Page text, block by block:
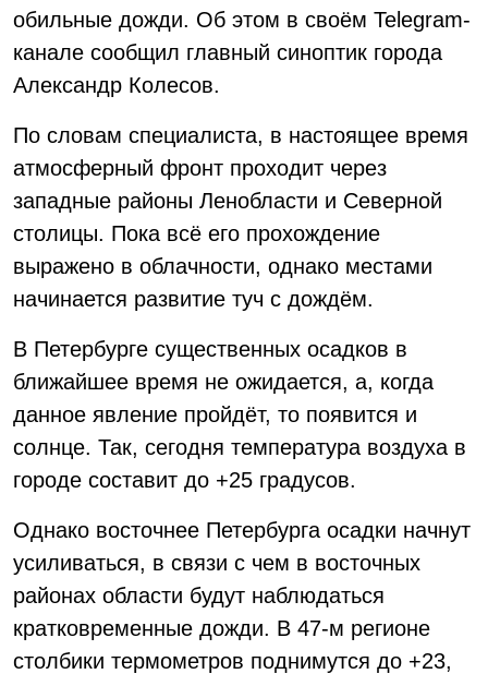
обильные дожди. Об этом в своём Telegram-
канале сообщил главный синоптик города
Александр Колесов.
По словам специалиста, в настоящее время
атмосферный фронт проходит через
западные районы Ленобласти и Северной
столицы. Пока всё его прохождение
выражено в облачности, однако местами
начинается развитие туч с дождём.
В Петербурге существенных осадков в
ближайшее время не ожидается, а, когда
данное явление пройдёт, то появится и
солнце. Так, сегодня температура воздуха в
городе составит до +25 градусов.
Однако восточнее Петербурга осадки начнут
усиливаться, в связи с чем в восточных
районах области будут наблюдаться
кратковременные дожди. В 47-м регионе
столбики термометров поднимутся до +23,